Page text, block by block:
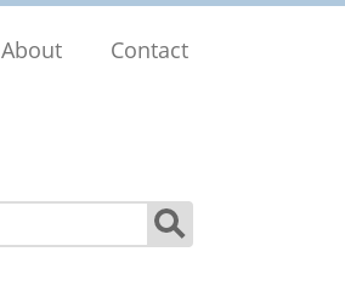
About Contact